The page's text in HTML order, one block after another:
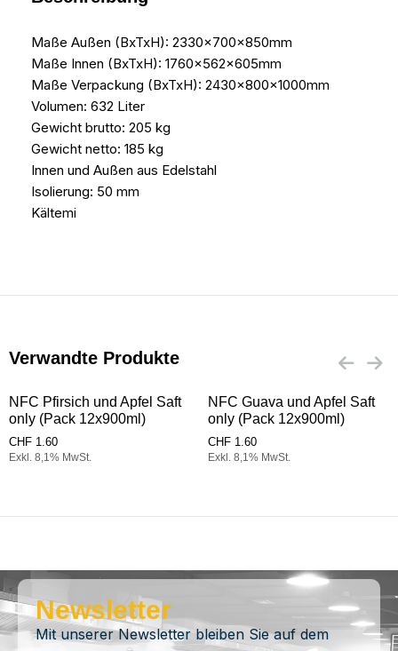
Maße Außen (BxTxH): 2330x700x850mm
Maße Innen (BxTxH): 1760x562x605mm
Maße Verpackung (BxTxH): 2430x800x1000mm
Volumen: 632 Liter
Gewicht brutto: 205 kg
Gewicht netto: 185 kg
Innen und Außen aus Edelstahl
Isolierung: 50 mm
Kältemi
Verwandte Produkte
NFC Pfirsich und Apfel Saft
only (Pack 12x900ml)
CHF 1.60
Exkl. 8,1% MwSt.
NFC Guava und Apfel Saft
only (Pack 12x900ml)
CHF 1.60
Exkl. 8,1% MwSt.
Newsletter
Mit unserer Newsletter bleiben Sie auf dem